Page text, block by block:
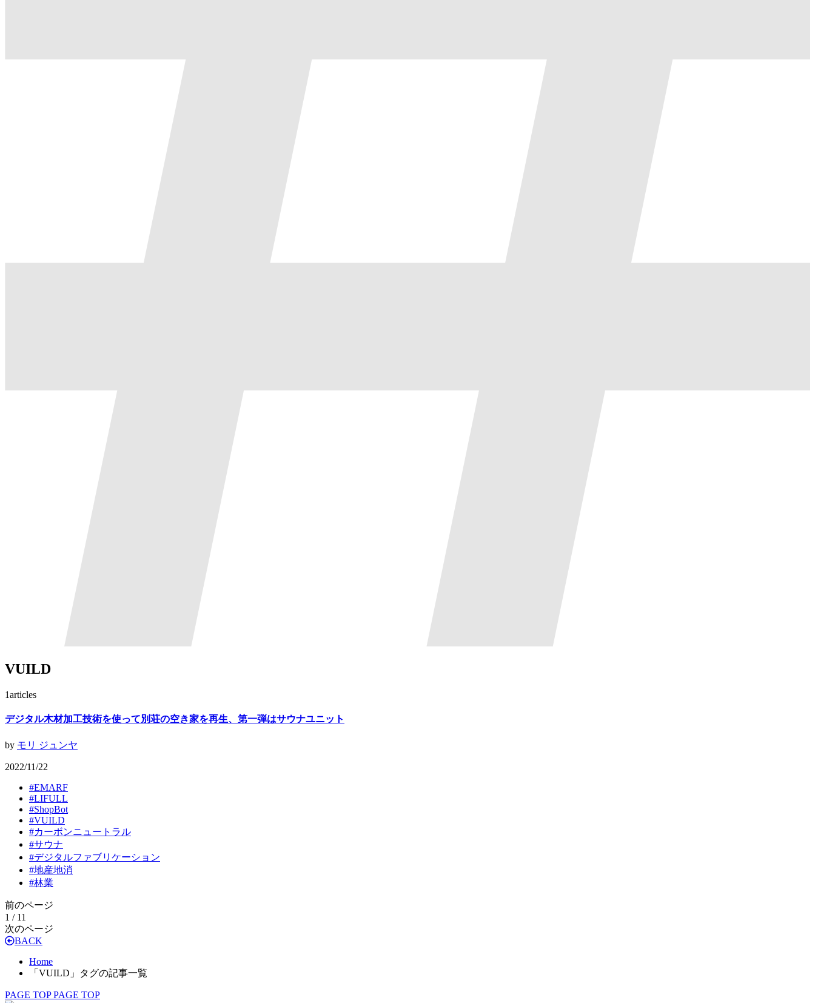
VUILD
1articles
デジタル木材加工技術を使って別荘の空き家を再生、第一弾はサウナユニット
by モリ ジュンヤ
2022/11/22
#EMARF
#LIFULL
#ShopBot
#VUILD
#カーボンニュートラル
#サウナ
#デジタルファブリケーション
#地産地消
#林業
前のページ
1 / 11
次のページ
BACK
Home
「VUILD」タグの記事一覧
PAGE TOP PAGE TOP